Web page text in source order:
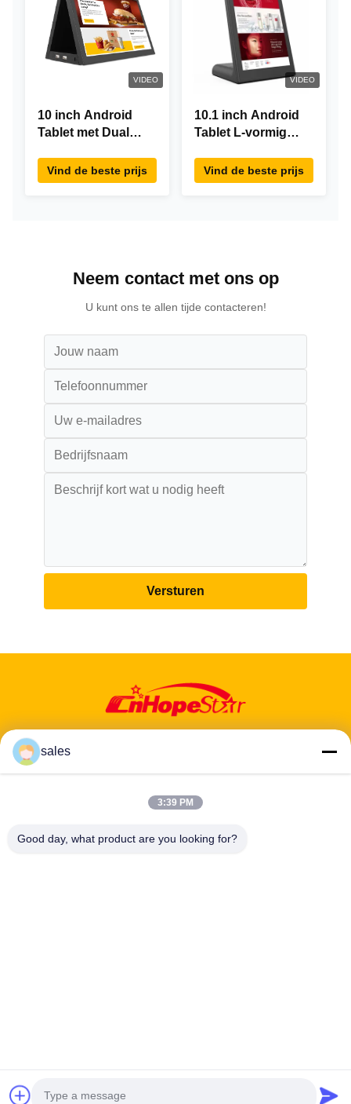
VIDEO
10 inch Android
Tablet met Dual
Desktop POE
Advertising Tablet
Vind de beste prijs
VIDEO
10.1 inch Android
Tablet L-vormig
RK3288 Tablet IPS
Touchscreen Tablet
Vind de beste prijs
Neem contact met ons op
U kunt ons te allen tijde contacteren!
Versturen
Adres: 601-606, verdieping 6, gebouw E, Yuanfen Industrial Park,
Tel:86-13424296897
Copyright © 2021-2026 Shenzhen Hopestar SCI-TECH Co., Ltd.. Alle
sales
3:39 PM
Good day, what product are you looking for?